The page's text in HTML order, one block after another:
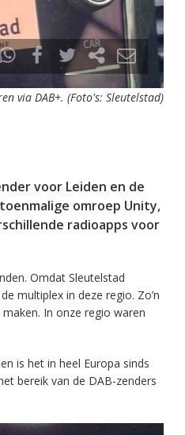
via DAB+. (Foto's: Sleutelstad)
voor Leiden en de
omroep Unity,
radioapps voor
Omdat Sleutelstad
multiplex in deze regio. Zo’n
In onze regio waren
is het in heel Europa sinds
bereik van de DAB-zenders